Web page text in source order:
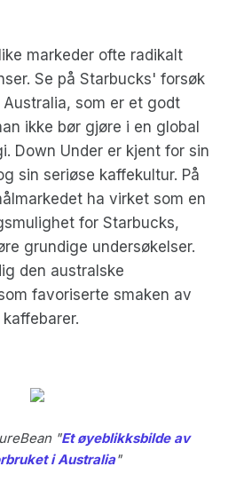
markeder ofte radikalt
Se på Starbucks' forsøk
som er et godt
ikke bør gjøre i en global
Down Under er kjent for sin
sin seriøse kaffekultur. På
ha virket som en
for Starbucks,
grundige undersøkelser.
den australske
favoriserte smaken av
"Et øyeblikksbilde av
i Australia"